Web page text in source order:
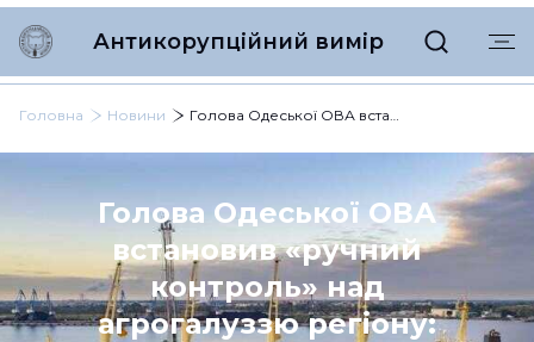
Антикорупційний вимір
Головна Новини Голова Одеської ОВА встановив «ручний контроль» над агрогалуззю регіону: журналісти з’ясували, як фіктивні фірми вивозять зерно і не платять податків
Голова Одеської ОВА
встановив «ручний
контроль» над
агрогалуззю регіону: